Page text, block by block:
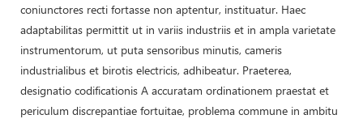
coniunctores recti fortasse non aptentur, instituatur. Haec
adaptabilitas permittit ut in variis industriis et in ampla varietate
instrumentorum, ut puta sensoribus minutis, cameris
industrialibus et birotis electricis, adhibeatur. Praeterea,
designatio codificationis A accuratam ordinationem praestat et
periculum discrepantiae fortuitae, problema commune in ambitu